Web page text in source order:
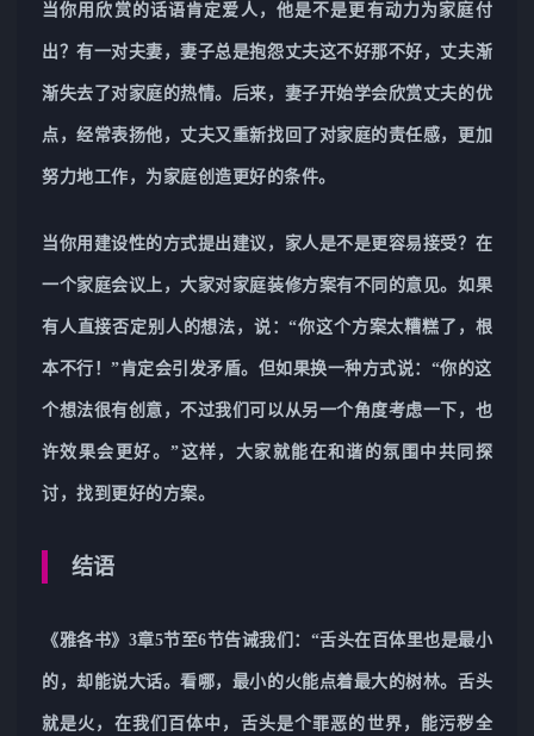
当你用欣赏的话语肯定爱人，他是不是更有动力为家庭付
出？有一对夫妻，妻子总是抱怨丈夫这不好那不好，丈夫渐
渐失去了对家庭的热情。后来，妻子开始学会欣赏丈夫的优
点，经常表扬他，丈夫又重新找回了对家庭的责任感，更加
努力地工作，为家庭创造更好的条件。
当你用建设性的方式提出建议，家人是不是更容易接受？在
一个家庭会议上，大家对家庭装修方案有不同的意见。如果
有人直接否定别人的想法，说：“你这个方案太糟糕了，根
本不行！”肯定会引发矛盾。但如果换一种方式说：“你的这
个想法很有创意，不过我们可以从另一个角度考虑一下，也
许效果会更好。”这样，大家就能在和谐的氛围中共同探
讨，找到更好的方案。
结语
《雅各书》3章5节至6节告诫我们：“舌头在百体里也是最小
的，却能说大话。看哪，最小的火能点着最大的树林。舌头
就是火，在我们百体中，舌头是个罪恶的世界，能污秽全